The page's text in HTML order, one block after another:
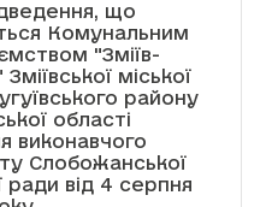
що
Комунальним
"Зміїв-
Зміївської міської
району
області
виконавчого
Слобожанської
ради від 4 серпня